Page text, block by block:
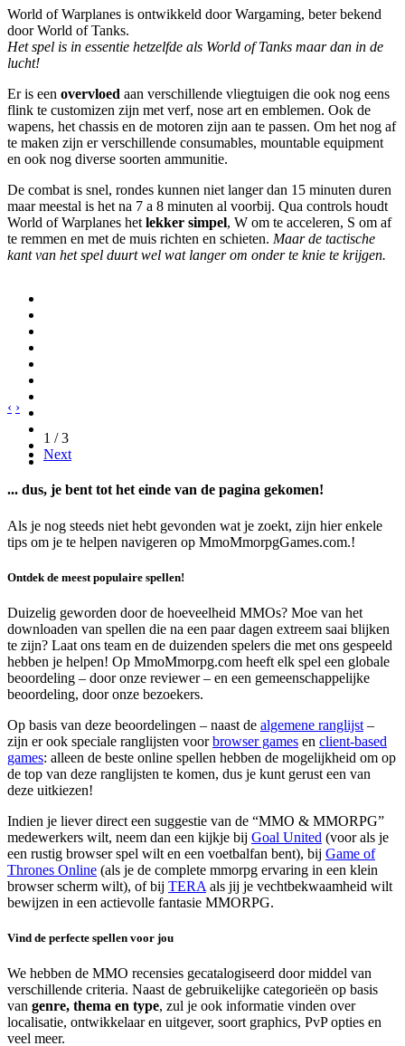
World of Warplanes is ontwikkeld door Wargaming, beter bekend
door World of Tanks.
Het spel is in essentie hetzelfde als World of Tanks maar dan in de
lucht!
Er is een overvloed aan verschillende vliegtuigen die ook nog eens
flink te customizen zijn met verf, nose art en emblemen. Ook de
wapens, het chassis en de motoren zijn aan te passen. Om het nog af
te maken zijn er verschillende consumables, mountable equipment
en ook nog diverse soorten ammunitie.
De combat is snel, rondes kunnen niet langer dan 15 minuten duren
maar meestal is het na 7 a 8 minuten al voorbij. Qua controls houdt
World of Warplanes het lekker simpel, W om te acceleren, S om af
te remmen en met de muis richten en schieten. Maar de tactische
kant van het spel duurt wel wat langer om onder te knie te krijgen.
‹ ›
1 / 3
Next
... dus, je bent tot het einde van de pagina gekomen!
Als je nog steeds niet hebt gevonden wat je zoekt, zijn hier enkele
tips om je te helpen navigeren op MmoMmorpgGames.com.!
Ontdek de meest populaire spellen!
Duizelig geworden door de hoeveelheid MMOs? Moe van het
downloaden van spellen die na een paar dagen extreem saai blijken
te zijn? Laat ons team en de duizenden spelers die met ons gespeeld
hebben je helpen! Op MmoMmorpg.com heeft elk spel een globale
beoordeling – door onze reviewer – en een gemeenschappelijke
beoordeling, door onze bezoekers.
Op basis van deze beoordelingen – naast de algemene ranglijst –
zijn er ook speciale ranglijsten voorbrowser games en client-based
games: alleen de beste online spellen hebben de mogelijkheid om op
de top van deze ranglijsten te komen, dus je kunt gerust een van
deze uitkiezen!
Indien je liever direct een suggestie van de “MMO & MMORPG”
medewerkers wilt, neem dan een kijkje bij Goal United (voor als je
een rustig browser spel wilt en een voetbalfan bent), bij Game of
Thrones Online (als je de complete mmorpg ervaring in een klein
browser scherm wilt), of bij TERA als jij je vechtbekwaamheid wilt
bewijzen in een actievolle fantasie MMORPG.
Vind de perfecte spellen voor jou
We hebben de MMO recensies gecatalogiseerd door middel van
verschillende criteria. Naast de gebruikelijke categorieën op basis
van genre, thema en type, zul je ook informatie vinden over
localisatie, ontwikkelaar en uitgever, soort graphics, PvP opties en
veel meer.